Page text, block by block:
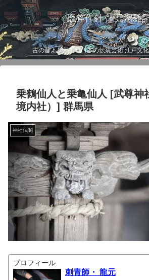
磨斧作針 龍元洞雑
古の昔より伝わる日本の伝統芸術 江戸文
乗鶴仙人と乗亀仙人 [武尊神
境内社）] 群馬県
神社仏閣
プロフィール
刺青師・ 龍元